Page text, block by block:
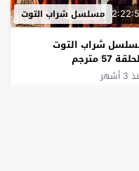
مسلسل شراب التوت
شراب التوت
57 مترجم